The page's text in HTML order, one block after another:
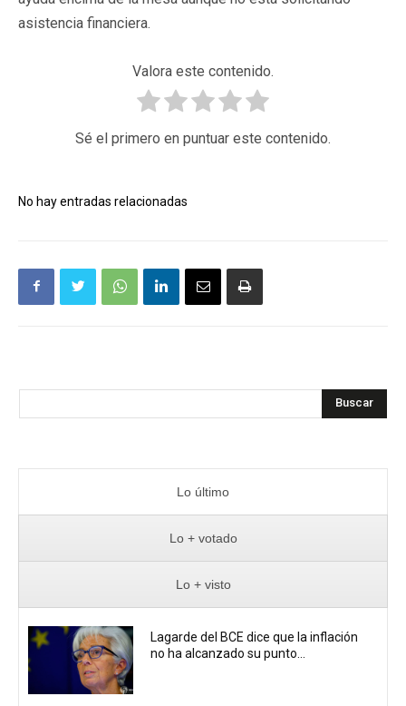
asistencia financiera.
Valora este contenido.
Sé el primero en puntuar este contenido.
No hay entradas relacionadas
Buscar
Lo último
Lo + votado
Lo + visto
Lagarde del BCE dice que la inflación
no ha alcanzado su punto...